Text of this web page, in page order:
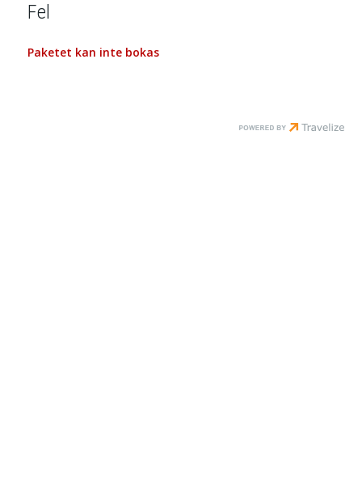
Fel
Paketet kan inte bokas